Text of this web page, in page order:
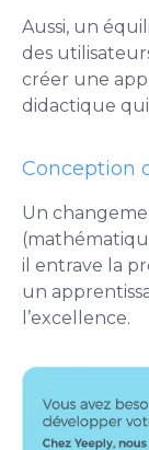
Aussi, un
des
créer une
didactique
Conception
Un
il entrave la
un
l’excellence.